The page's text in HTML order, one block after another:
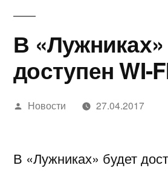
В «Лужниках»
доступен WI-
Написано
Новости 27.04.2017
В «Лужниках» будет